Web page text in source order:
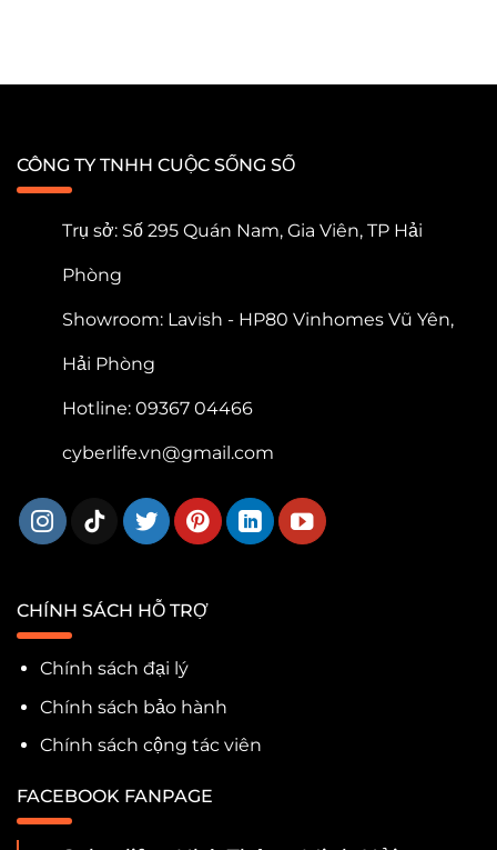
CÔNG TY TNHH CUỘC SỐNG SỐ
Trụ sở: Số 295 Quán Nam, Gia Viên, TP Hải
Phòng
Showroom: Lavish - HP80 Vinhomes Vũ Yên,
Hải Phòng
Hotline: 09367 04466
cyberlife.vn@gmail.com
CHÍNH SÁCH HỖ TRỢ
Chính sách đại lý
Chính sách bảo hành
Chính sách cộng tác viên
FACEBOOK FANPAGE